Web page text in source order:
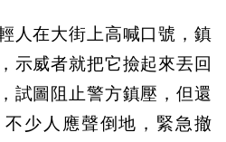
人在大街上高喊口號，鎮
示威者就把它撿起來丟回
試圖阻止警方鎮壓，但還
少人應聲倒地，緊急撤